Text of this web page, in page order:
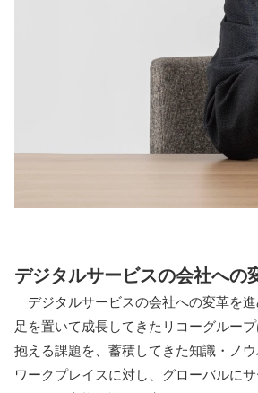
デジタルサービスの会社への
デジタルサービスの会社への変革を
足を置いて成長してきたリコーグルー
抱える課題を、蓄積してきた知識・ノ
ワークプレイスに対し、グローバルに